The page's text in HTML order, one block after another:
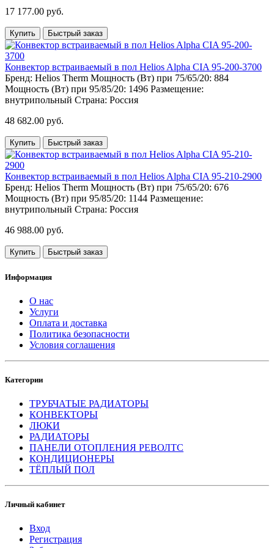
17 177.00 руб.
Купить Быстрый заказ
Конвектор встраиваемый в пол Helios Alpha CIA 95-200-3700
Бренд: Helios Therm Мощность (Вт) при 75/65/20: 884
Мощность (Вт) при 95/85/20: 1496 Размещение:
внутрипольный Страна: Россия
48 682.00 руб.
Купить Быстрый заказ
Конвектор встраиваемый в пол Helios Alpha CIA 95-210-2900
Бренд: Helios Therm Мощность (Вт) при 75/65/20: 676
Мощность (Вт) при 95/85/20: 1144 Размещение:
внутрипольный Страна: Россия
46 988.00 руб.
Купить Быстрый заказ
Информация
О нас
Услуги
Оплата и доставка
Политика безопасности
Условия соглашения
Категории
ТРУБЧАТЫЕ РАДИАТОРЫ
КОНВЕКТОРЫ
ЛЮКИ
РАДИАТОРЫ
ПАНЕЛИ ОТОПЛЕНИЯ РЕВОЛТС
КОНДИЦИОНЕРЫ
ТЁПЛЫЙ ПОЛ
Личный кабинет
Вход
Регистрация